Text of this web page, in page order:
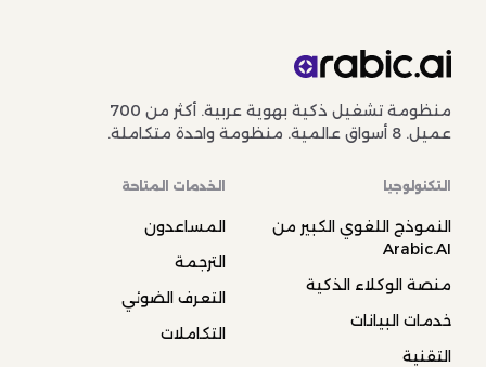
منظومة تشغيل ذكية بهوية عربية. أكثر من 700
عميل. 8 أسواق عالمية. منظومة واحدة متكاملة.
التكنولوجيا
النموذج اللغوي الكبير من
Arabic.AI
منصة الوكلاء الذكية
خدمات البيانات
التقنية
الخدمات المتاحة
المساعدون
الترجمة
التعرف الضوئي
التكاملات